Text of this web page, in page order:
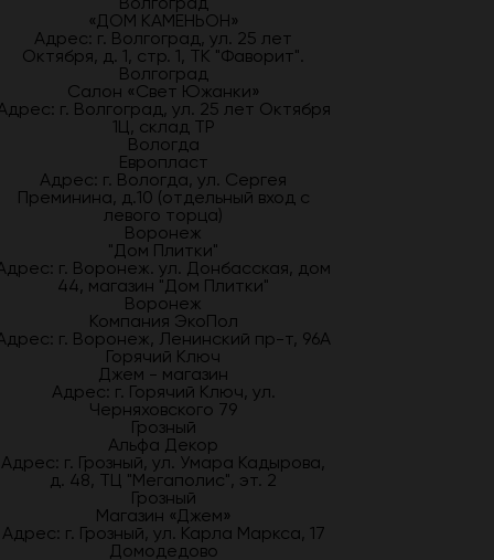
«ДОМ КАМЕНЬОН»
Адрес: г. Волгоград, ул. 25 лет
Октября, д. 1, стр. 1, ТК "Фаворит".
Волгоград
Салон «Свет Южанки»
г. Волгоград, ул. 25 лет Октября
1Ц, склад ТР
Вологда
Европласт
Адрес: г. Вологда, ул. Сергея
Преминина, д.10 (отдельный вход с
левого торца)
Воронеж
"Дом Плитки"
г. Воронеж. ул. Донбасская, дом
44, магазин "Дом Плитки"
Воронеж
Компания ЭкоПол
г. Воронеж, Ленинский пр-т, 96А
Горячий Ключ
Джем - магазин
Адрес: г. Горячий Ключ, ул.
Черняховского 79
Грозный
Альфа Декор
Адрес: г. Грозный, ул. Умара Кадырова,
д. 48, ТЦ "Мегаполис", эт. 2
Грозный
Магазин «Джем»
Адрес: г. Грозный, ул. Карла Маркса, 17
Домодедово